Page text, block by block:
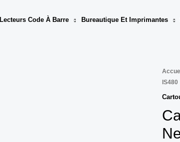
Lecteurs Code À Barre Bureautique Et Imprimantes
IS480